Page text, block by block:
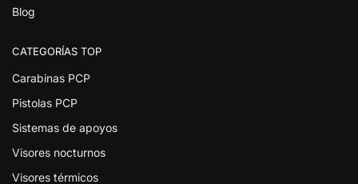
Blog
CATEGORÍAS TOP
Carabinas PCP
Pistolas PCP
Sistemas de apoyos
Visores nocturnos
Visores térmicos